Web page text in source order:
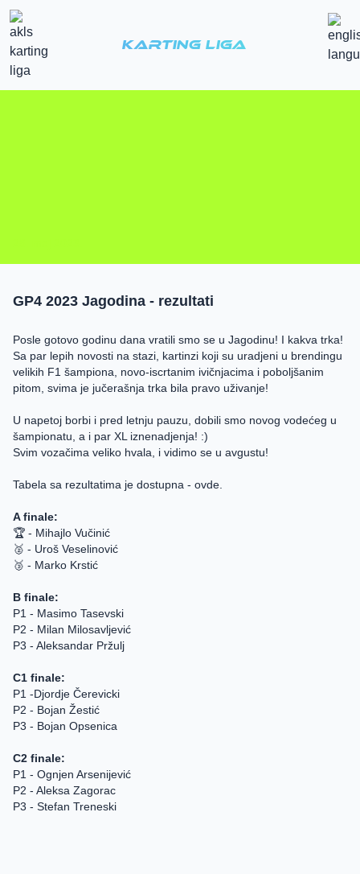
Karting Liga
GP4 2023 Jagodina - rezultati
Posle gotovo godinu dana vratili smo se u Jagodinu! I kakva trka!
Sa par lepih novosti na stazi, kartinzi koji su uradjeni u brendingu
velikih F1 šampiona, novo-iscrtanim ivičnjacima i poboljšanim
pitom, svima je jučerašnja trka bila pravo uživanje!
U napetoj borbi i pred letnju pauzu, dobili smo novog vodećeg u
šampionatu, a i par XL iznenadjenja! :)
Svim vozačima veliko hvala, i vidimo se u avgustu!
Tabela sa rezultatima je dostupna - ovde
A finale:
🏆 - Mihajlo Vučinić
🥈 - Uroš Veselinović
🥉 - Marko Krstić
B finale:
P1 - Masimo Tasevski
P2 - Milan Milosavljević
P3 - Aleksandar Pržulj
C1 finale:
P1 -Djordje Čerevicki
P2 - Bojan Žestić
P3 - Bojan Opsenica
C2 finale:
P1 - Ognjen Arsenijević
P2 - Aleksa Zagorac
P3 - Stefan Treneski